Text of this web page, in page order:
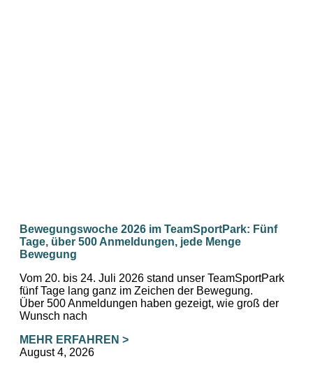
Bewegungswoche 2026 im TeamSportPark: Fünf
Tage, über 500 Anmeldungen, jede Menge
Bewegung
Vom 20. bis 24. Juli 2026 stand unser TeamSportPark
fünf Tage lang ganz im Zeichen der Bewegung.
Über 500 Anmeldungen haben gezeigt, wie groß der
Wunsch nach
MEHR ERFAHREN >
August 4, 2026